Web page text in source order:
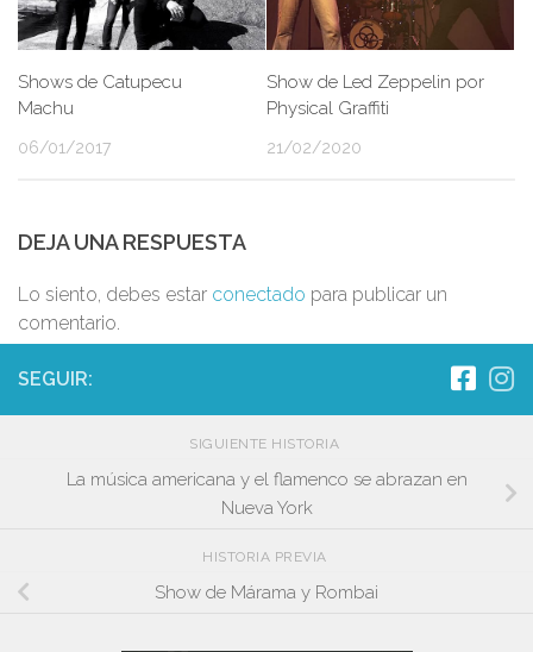
Shows de Catupecu
Machu
06/01/2017
Show de Led Zeppelin por
Physical Graffiti
21/02/2020
DEJA UNA RESPUESTA
Lo siento, debes estar conectado para publicar un
comentario.
SEGUIR:
SIGUIENTE HISTORIA
La música americana y el flamenco se abrazan en
Nueva York
HISTORIA PREVIA
Show de Márama y Rombai